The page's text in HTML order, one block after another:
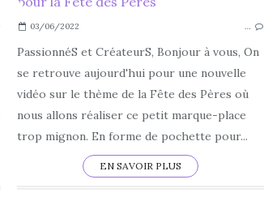
FÊTE DES PÈRES
SCAN N CUT
TUTORIEL
LOISIRS CRÉATIFS
IDÉES
MENUS
DÉCORATIONS
03/06/2022 …
PassionnéS et CréateurS, Bonjour à vous, On
se retrouve aujourd'hui pour une nouvelle
vidéo sur le thème de la Fête des Pères où
nous allons réaliser ce petit marque-place
trop mignon. En forme de pochette pour...
EN SAVOIR PLUS